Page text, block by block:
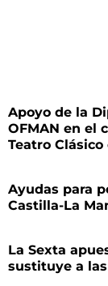
Apoyo de la
OFMAN en el
Teatro
Ayudas para
Castilla-La
La Sexta
sustituye a